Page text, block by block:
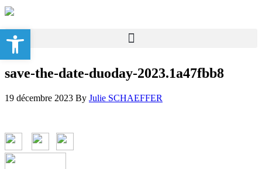
save-the-date-duoday-2023.1a47fbb8
19 décembre 2023 By Julie SCHAEFFER
Ouvrir la barre d’outils